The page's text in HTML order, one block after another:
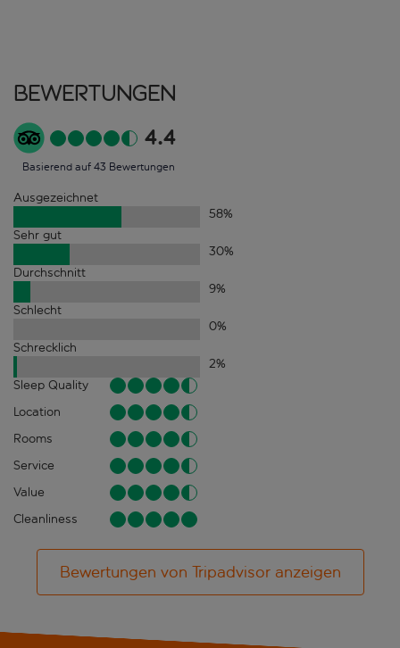
Bewertungen
4.4
Basierend auf 43 Bewertungen
Ausgezeichnet
58%
Sehr gut
30%
Durchschnitt
9%
Schlecht
0%
Schrecklich
2%
Sleep Quality
Location
Rooms
Service
Value
Cleanliness
Bewertungen von Tripadvisor anzeigen